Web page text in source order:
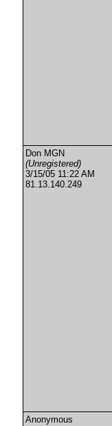
Don MGN
(Unregistered)
3/15/05 11:22 AM
81.13.140.249
Anonymous